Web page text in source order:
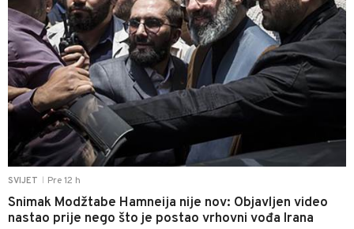
SVIJET Pre 12 h
Snimak Modžtabe Hamneija nije nov: Objavljen video
nastao prije nego što je postao vrhovni vođa Irana